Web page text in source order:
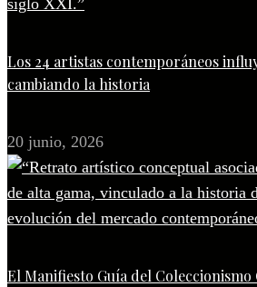
Los 24 artistas contemporáneos
cambiando la historia
20 junio, 2026
El Manifiesto Guía del